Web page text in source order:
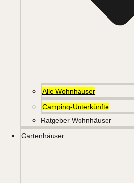
Alle Wohnhäuser
Camping-Unterkünfte
Ratgeber Wohnhäuser
Gartenhäuser